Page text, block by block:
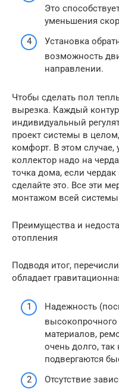
Это
уменьшения
Установка
возможность
направлении.
Чтобы сделать пол
вырезка. Каждый
индивидуальный
проект системы в
комфорт. В этом
коллектор надо на
точка дома, если чердак
сделайте это. Все эти
монтажом всей
Преимущества и
отопления
Подводя итог,
обладает
Надежность
материалов,
очень долго,
подвергаются
Отсутствие